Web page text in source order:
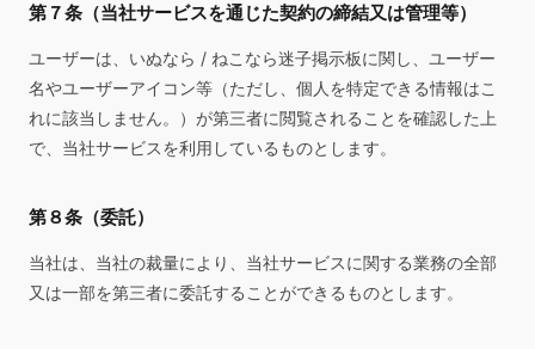
第７条（当社サービスを通じた契約の締結又は管理等）
ユーザーは、いぬなら / ねこなら迷子掲示板に関し、ユーザー
名やユーザーアイコン等（ただし、個人を特定できる情報はこ
れに該当しません。）が第三者に閲覧されることを確認した上
で、当社サービスを利用しているものとします。
第８条（委託）
当社は、当社の裁量により、当社サービスに関する業務の全部
又は一部を第三者に委託することができるものとします。